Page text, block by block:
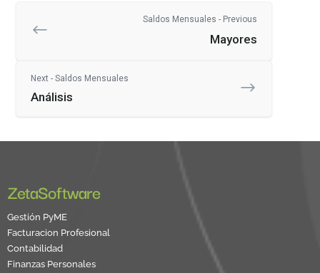
Saldos Mensuales - Previous
Mayores
Next - Saldos Mensuales
Análisis
ZetaSoftware
Gestión PyME
Facturacion Profesional
Contabilidad
Finanzas Personales